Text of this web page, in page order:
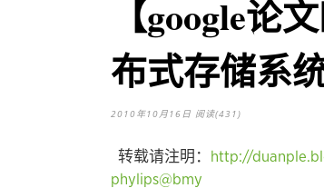
【google论
布式存储系
2010年10月16日 阅读(431)
转载请注明： http://
phylips@bmy